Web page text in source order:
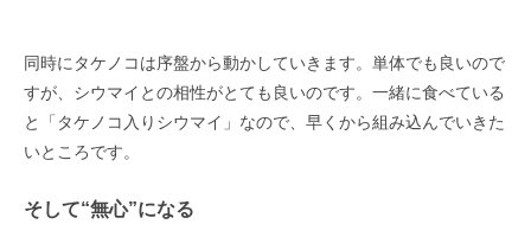
同時にタケノコは序盤から動かしていきます。単体でも良いので
すが、シウマイとの相性がとても良いのです。一緒に食べている
と「タケノコ入りシウマイ」なので、早くから組み込んでいきた
いところです。
そして“無心”になる